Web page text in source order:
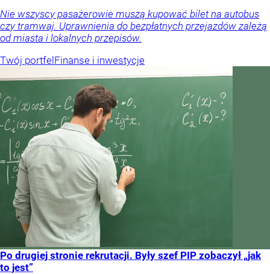
Nie wszyscy pasażerowie muszą kupować bilet na autobus
czy tramwaj. Uprawnienia do bezpłatnych przejazdów zależą
od miasta i lokalnych przepisów.
Twój portfelFinanse i inwestycje
Po drugiej stronie rekrutacji. Były szef PIP zobaczył „jak
to jest”